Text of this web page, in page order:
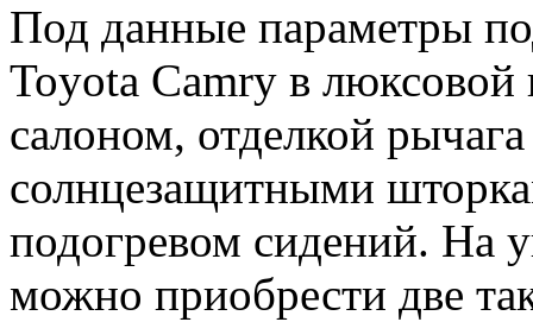
Под данные параметры
Toyota Camry в
салоном, отделкой
солнцезащитными
подогревом сидений. На
можно приобрести две